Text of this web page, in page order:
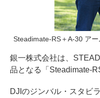
Steadimate-RS＋A-30 ア
銀一株式会社は、
品となる「Steadimate-
DJIのジンバル・スタビ